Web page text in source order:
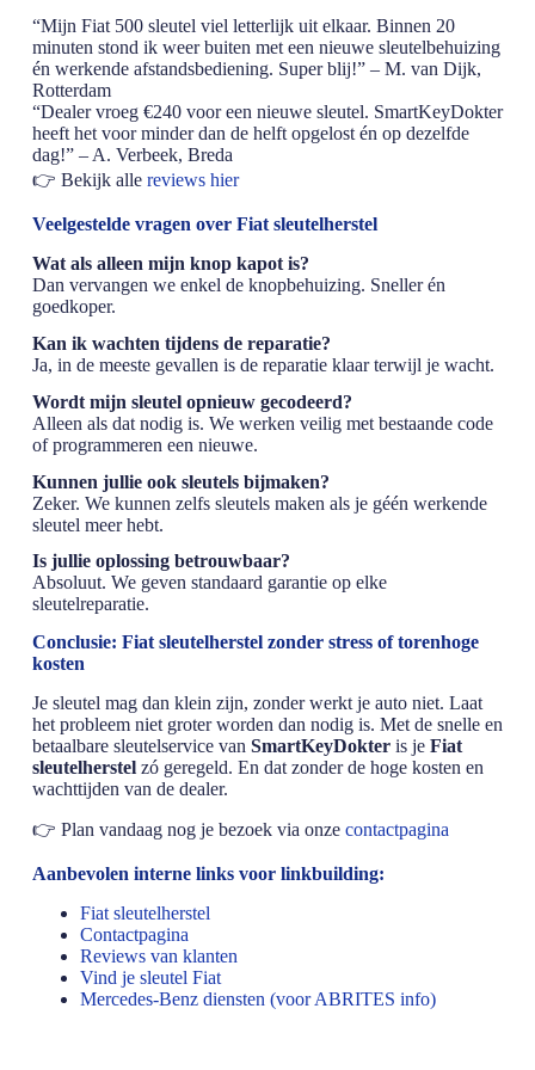
“Mijn Fiat 500 sleutel viel letterlijk uit elkaar. Binnen 20
minuten stond ik weer buiten met een nieuwe sleutelbehuizing
én werkende afstandsbediening. Super blij!” – M. van Dijk,
Rotterdam
“Dealer vroeg €240 voor een nieuwe sleutel. SmartKeyDokter
heeft het voor minder dan de helft opgelost én op dezelfde
dag!” – A. Verbeek, Breda
👉 Bekijk alle reviews hier
Veelgestelde vragen over Fiat sleutelherstel
Wat als alleen mijn knop kapot is?
Dan vervangen we enkel de knopbehuizing. Sneller én
goedkoper.
Kan ik wachten tijdens de reparatie?
Ja, in de meeste gevallen is de reparatie klaar terwijl je wacht.
Wordt mijn sleutel opnieuw gecodeerd?
Alleen als dat nodig is. We werken veilig met bestaande code
of programmeren een nieuwe.
Kunnen jullie ook sleutels bijmaken?
Zeker. We kunnen zelfs sleutels maken als je géén werkende
sleutel meer hebt.
Is jullie oplossing betrouwbaar?
Absoluut. We geven standaard garantie op elke
sleutelreparatie.
Conclusie: Fiat sleutelherstel zonder stress of torenhoge
kosten
Je sleutel mag dan klein zijn, zonder werkt je auto niet. Laat
het probleem niet groter worden dan nodig is. Met de snelle en
betaalbare sleutelservice van SmartKeyDokteris je Fiat
sleutelherstelzó geregeld. En dat zonder de hoge kosten en
wachttijden van de dealer.
👉 Plan vandaag nog je bezoek via onze contactpagina
Aanbevolen interne links voor linkbuilding:
Fiat sleutelherstel
Contactpagina
Reviews van klanten
Vind je sleutel Fiat
Mercedes-Benz diensten (voor ABRITES info)